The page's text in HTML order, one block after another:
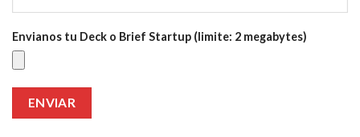
Envianos tu Deck o Brief Startup (limite: 2 megabytes)